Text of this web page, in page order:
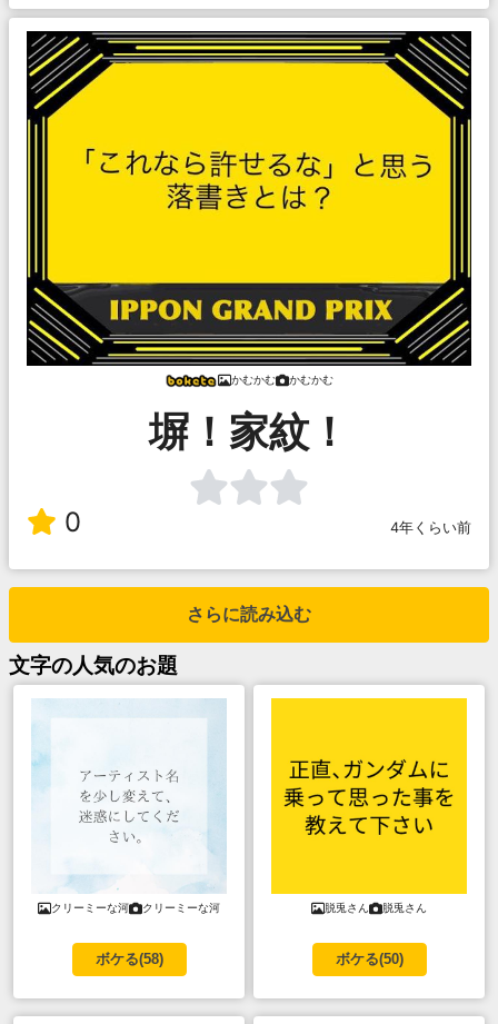
かむかむ かむかむ
塀！家紋！
0 4年くらい前
さらに読み込む
文字の人気のお題
クリーミーな河 クリーミーな河
ボケる(58)
脱兎さん 脱兎さん
ボケる(50)